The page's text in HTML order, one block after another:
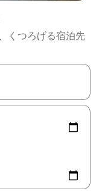
くつろげる宿泊先
ーを使って移動するか